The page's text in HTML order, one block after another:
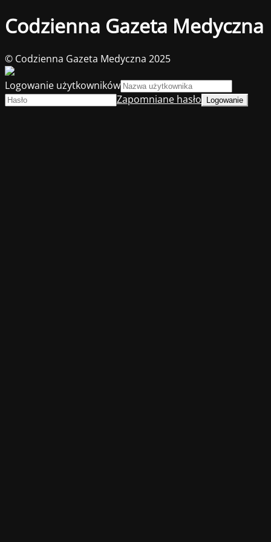
Codzienna Gazeta Medyczna
© Codzienna Gazeta Medyczna 2025
Logowanie użytkowników
Zapomniane hasło